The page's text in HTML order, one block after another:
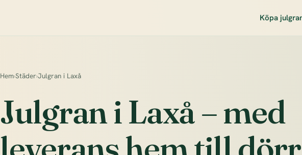
Köpa
Hem›Städer›Julgran i Laxå
Julgran i Laxå – med